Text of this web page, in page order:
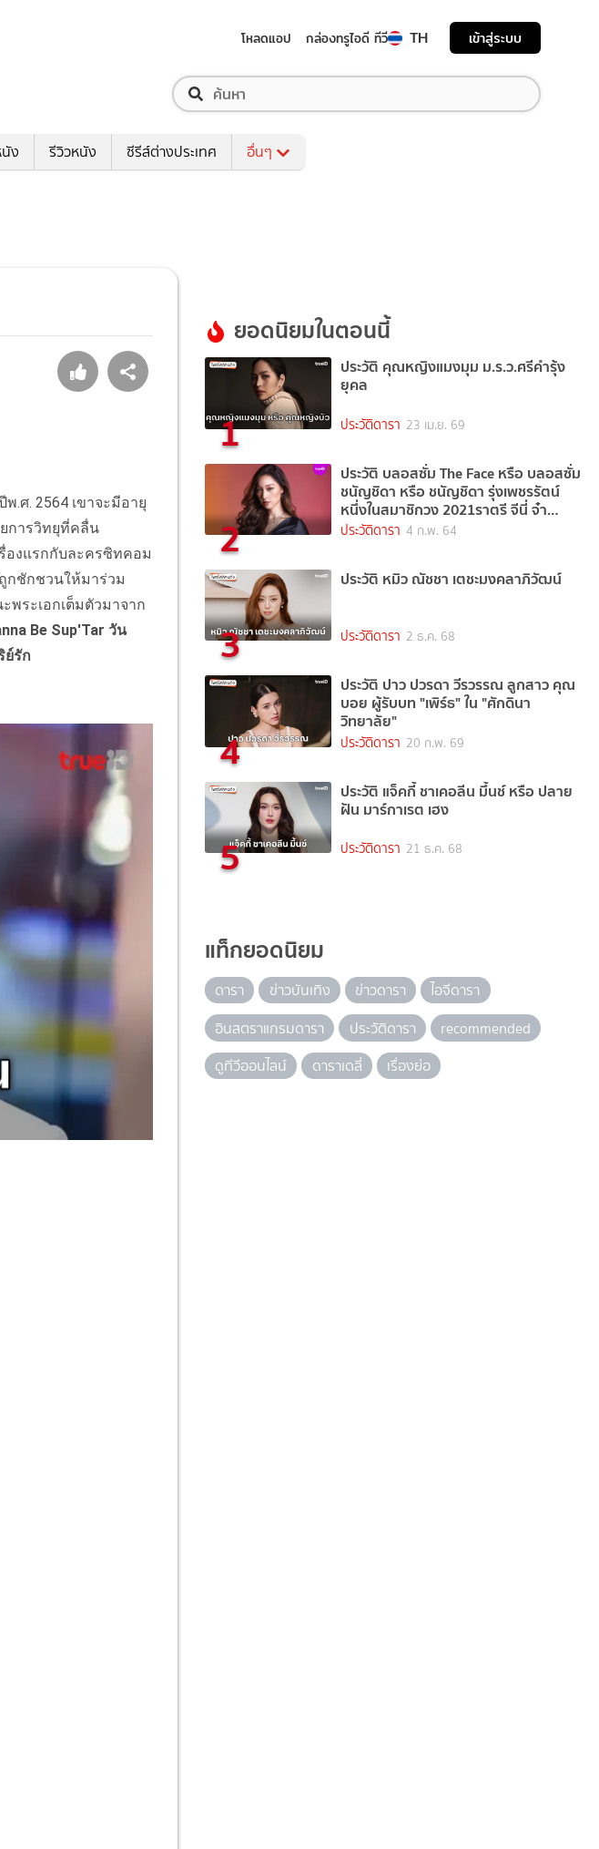
โหลดแอป กล่องทรูไอดี ทีวี TH เข้าสู่ระบบ
ง รีวิวหนัง ซีรีส์ต่างประเทศ อื่นๆ
.ศ. 2564 เขาจะมีอายุ
การวิทยุที่คลื่น
องแรกกับละครซิทคอม
กชักชวนให้มาร่วม
พระเอกเต็มตัวมาจาก
Be Sup'Tar วัน
ย์รัก
ยอดนิยมในตอนนี้
1
ประวัติ คุณหญิงแมงมุม ม.ร.ว.ศรีคำรุ้ง
ยุคล
ประวัติดารา 23 เม.ย. 69
2
ประวัติ บลอสซั่ม The Face หรือ บลอสซั่ม
ชนัญชิดา หรือ ชนัญชิดา รุ่งเพชรรัตน์
หนึ่งในสมาชิกวง 2021ราตรี จีนี่ จ๋า
(2021)
ประวัติดารา 4 ก.พ. 64
3
ประวัติ หมิว ณัชชา เตชะมงคลาภิวัฒน์
ประวัติดารา 2 ธ.ค. 68
4
ประวัติ ปาว ปวรดา วีรวรรณ ลูกสาว คุณ
บอย ผู้รับบท "เพิร์ธ" ใน "ศักดินา
วิทยาลัย"
ประวัติดารา 20 ก.พ. 69
5
ประวัติ แจ็คกี้ ชาเคอลีน มึ้นช์ หรือ ปลาย
ฝัน มาร์กาเรต เฮง
ประวัติดารา 21 ธ.ค. 68
แท็กยอดนิยม
ดารา ข่าวบันเทิง ข่าวดารา
ไอจีดารา
อินสตราแกรมดารา
ประวัติดารา
recommended
ดูทีวีออนไลน์
ดาราเดลี่ เรื่องย่อ